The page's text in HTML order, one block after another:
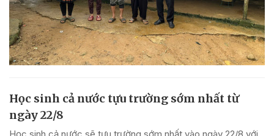
Học sinh cả nước tựu trường sớm nhất từ
ngày 22/8
Học sinh cả nước sẽ tựu trường sớm nhất vào ngày 22/8 với